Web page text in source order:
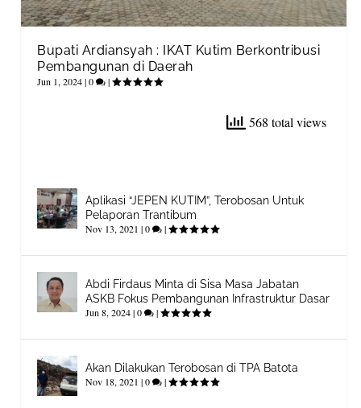
Bupati Ardiansyah : IKAT Kutim Berkontribusi
Pembangunan di Daerah
Jun 1, 2024|0 |
568 total views
Aplikasi “JEPEN KUTIM”, Terobosan Untuk
Pelaporan Trantibum
Nov 13, 2021 |0 |
Abdi Firdaus Minta di Sisa Masa Jabatan
ASKB Fokus Pembangunan Infrastruktur Dasar
Jun 8, 2024|0 |
Akan Dilakukan Terobosan di TPA Batota
Nov 18, 2021 |0 |